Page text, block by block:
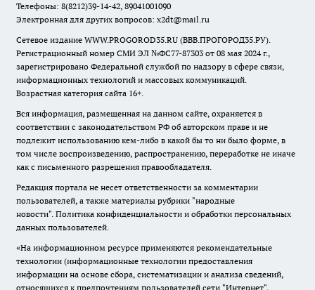
Телефоны: 8(8212)39-14-42, 89041001090
Электронная для других вопросов: x2dt@mail.ru
Сетевое издание WWW.PROGOROD35.RU (ВВВ.ПРОГОРОД35.РУ).
Регистрационный номер СМИ ЭЛ №ФС77-87303 от 08 мая 2024 г.,
зарегистрировано Федеральной службой по надзору в сфере связи,
информационных технологий и массовых коммуникаций.
Возрастная категория сайта 16+.
Вся информация, размещенная на данном сайте, охраняется в
соответствии с законодательством РФ об авторском праве и не
подлежит использованию кем-либо в какой бы то ни было форме, в
том числе воспроизведению, распространению, переработке не иначе
как с письменного разрешения правообладателя.
Редакция портала не несет ответственности за комментарии
пользователей, а также материалы рубрики "народные
новости". Политика конфиденциальности и обработки персональных
данных пользователей.
«На информационном ресурсе применяются рекомендательные
технологии (информационные технологии предоставления
информации на основе сбора, систематизации и анализа сведений,
относящихся к предпочтениям пользователей сети "Интернет",